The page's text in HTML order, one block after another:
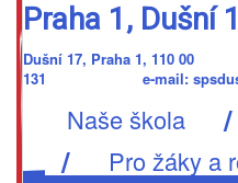
Praha 1, Dušní
Dušní 17, Praha 1,
131 e-mail:
Naše škola /
/ Pro žáky a